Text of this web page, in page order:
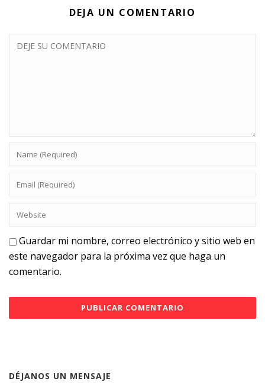
DEJA UN COMENTARIO
Guardar mi nombre, correo electrónico y sitio web en
este navegador para la próxima vez que haga un
comentario.
DÉJANOS UN MENSAJE